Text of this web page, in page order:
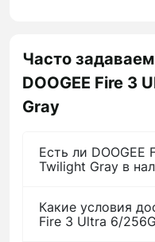
Часто
DOOGEE Fire 3
Gray
Есть ли DOOGEE
Twilight Gray в
Какие условия
Fire 3 Ultra 6/